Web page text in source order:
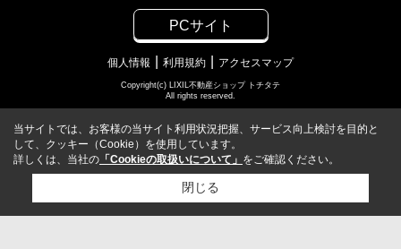
PCサイト
個人情報 利用規約 アクセスマップ
Copyright(c) LIXIL不動産ショップ トチタテ
All rights reserved.
当サイトでは、お客様の当サイト利用状況把握、サービス向上検討を目的と
して、クッキー（Cookie）を使用しています。
詳しくは、当社の 「Cookieの取扱いについて」 をご確認ください。
閉じる